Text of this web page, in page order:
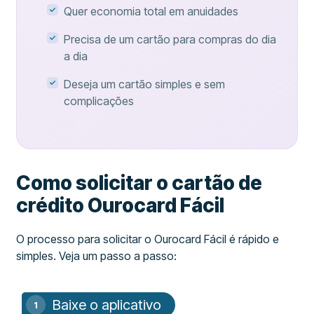
Quer economia total em anuidades
Precisa de um cartão para compras do dia
a dia
Deseja um cartão simples e sem
complicações
Como solicitar o cartão de
crédito Ourocard Fácil
O processo para solicitar o Ourocard Fácil é rápido e
simples. Veja um passo a passo:
Baixe o aplicativo